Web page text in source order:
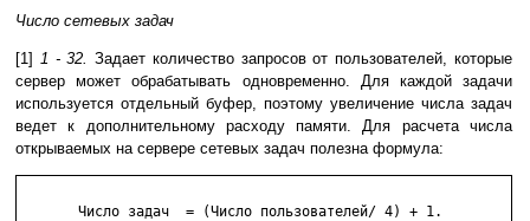
Число сетевых задач
[1] 1 - 32.Задает количество запросов от пользователей, которые
сервер может обрабатывать одновременно. Для каждой задачи
используется отдельный буфер, поэтому увеличение числа задач
ведет к дополнительному расходу памяти. Для расчета числа
открываемых на сервере сетевых задач полезна формула:
       Число задач  = (Число пользователей/ 4) + 1.